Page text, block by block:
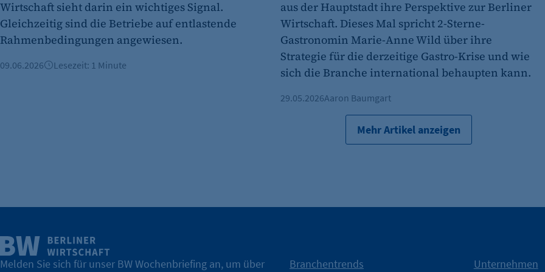
Cookie Laufzeit:
1 Jahr
etracker GmbH
Anbieter:
etracker GmbH
Wirtschaft sieht darin ein wichtiges Signal.
Gleichzeitig sind die Betriebe auf entlastende
Rahmenbedingungen angewiesen.
09.06.2026 Lesezeit: 1 Minute
aus der Hauptstadt ihre Perspektive zur Berliner
Wirtschaft. Dieses Mal spricht 2-Sterne-
Gastronomin Marie-Anne Wild über ihre
Strategie für die derzeitige Gastro-Krise und wie
sich die Branche international behaupten kann.
29.05.2026Aaron Baumgart
Mehr Artikel anzeigen
Melden Sie sich für unser BW Wochenbriefing an, um über Branchentrends Unternehmen